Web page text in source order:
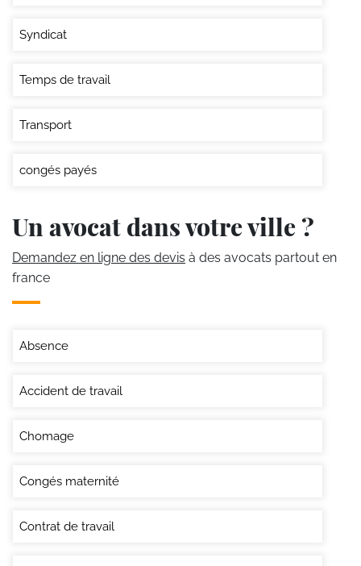
Syndicat
Temps de travail
Transport
congés payés
Un avocat dans votre ville ?
Demandez en ligne des devis à des avocats partout en
france
Absence
Accident de travail
Chomage
Congés maternité
Contrat de travail